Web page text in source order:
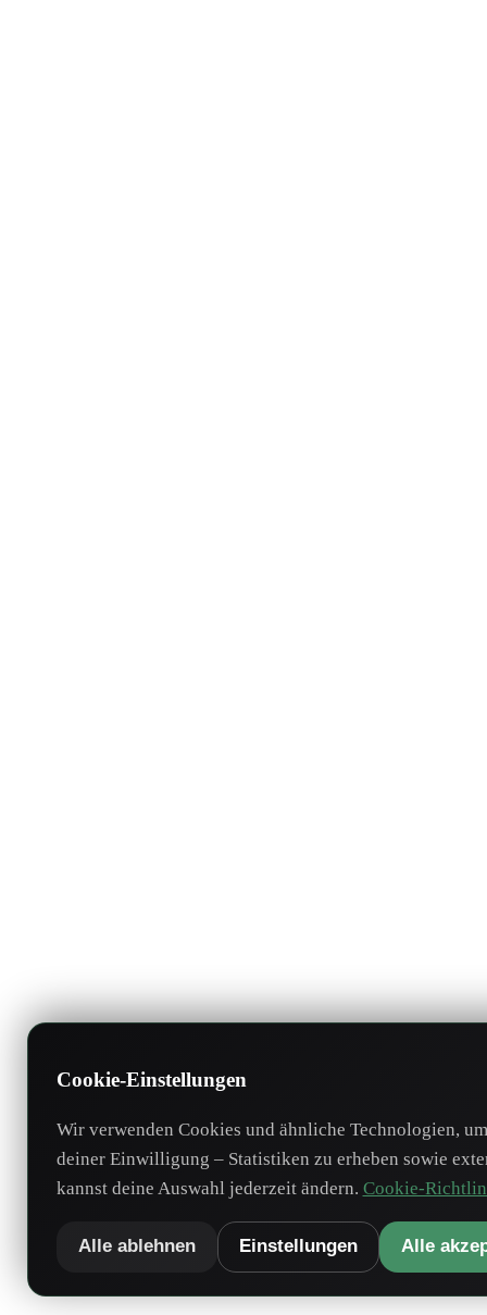
Cookie-Einstellungen
Wir verwenden Cookies und ähnliche Technologien,
deiner Einwilligung – Statistiken zu erheben sowie
kannst deine Auswahl jederzeit ändern. Cookie-
Alle ablehnen Einstellungen Alle